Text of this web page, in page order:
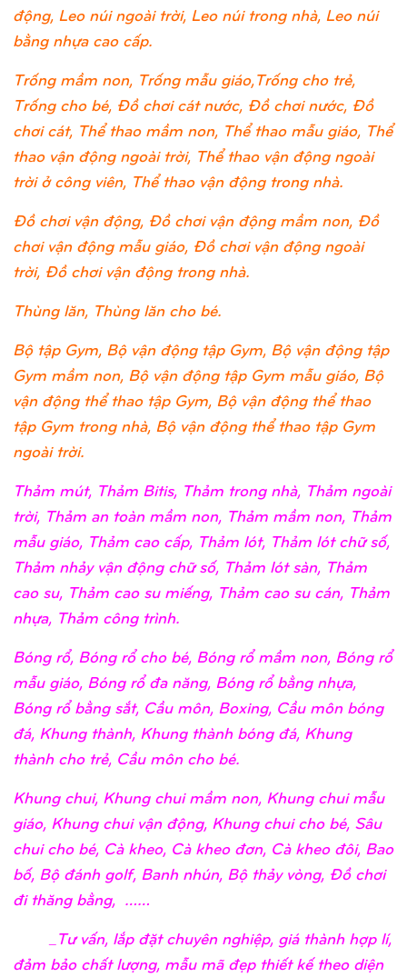
động, Leo núi ngoài trời, Leo núi trong nhà, Leo núi
bằng nhựa cao cấp.
Trống mầm non, Trống mẫu giáo,Trống cho trẻ,
Trống cho bé, Đồ chơi cát nước, Đồ chơi nước, Đồ
chơi cát, Thể thao mầm non, Thể thao mẫu giáo, Thể
thao vận động ngoài trời, Thể thao vận động ngoài
trời ở công viên, Thể thao vận động trong nhà.
Đồ chơi vận động, Đồ chơi vận động mầm non, Đồ
chơi vận động mẫu giáo, Đồ chơi vận động ngoài
trời, Đồ chơi vận động trong nhà.
Thùng lăn, Thùng lăn cho bé.
Bộ tập Gym, Bộ vận động tập Gym, Bộ vận động tập
Gym mầm non, Bộ vận động tập Gym mẫu giáo, Bộ
vận động thể thao tập Gym, Bộ vận động thể thao
tập Gym trong nhà, Bộ vận động thể thao tập Gym
ngoài trời.
Thảm mút, Thảm Bitis, Thảm trong nhà, Thảm ngoài
trời, Thảm an toàn mầm non, Thảm mầm non, Thảm
mẫu giáo, Thảm cao cấp, Thảm lót, Thảm lót chữ số,
Thảm nhảy vận động chữ số, Thảm lót sàn, Thảm
cao su, Thảm cao su miếng, Thảm cao su cán, Thảm
nhựa, Thảm công trình.
Bóng rổ, Bóng rổ cho bé, Bóng rổ mầm non, Bóng rổ
mẫu giáo, Bóng rổ đa năng, Bóng rổ bằng nhựa,
Bóng rổ bằng sắt, Cầu môn, Boxing, Cầu môn bóng
đá, Khung thành, Khung thành bóng đá, Khung
thành cho trẻ, Cầu môn cho bé.
Khung chui, Khung chui mầm non, Khung chui mẫu
giáo, Khung chui vận động, Khung chui cho bé, Sâu
chui cho bé, Cà kheo, Cà kheo đơn, Cà kheo đôi, Bao
bố, Bộ đánh golf, Banh nhún, Bộ thảy vòng, Đồ chơi
đi thăng bằng, ……
_Tư vấn, lắp đặt chuyên nghiệp, giá thành hợp lí,
đảm bảo chất lượng, mẫu mã đẹp thiết kế theo diện